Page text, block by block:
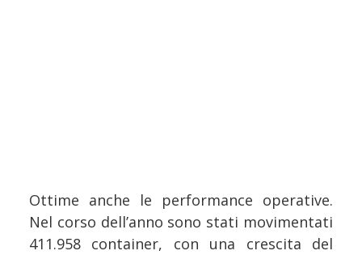
Ottime anche le performance operative.
Nel corso dell’anno sono stati movimentati
411.958 container, con una crescita del